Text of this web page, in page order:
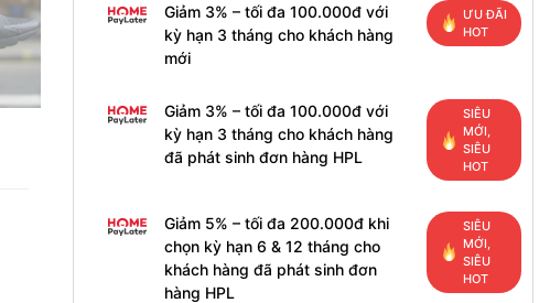
Giảm 3% – tối đa 100.000đ với
kỳ hạn 3 tháng cho khách hàng
mới
ƯU ĐÃI
HOT
Giảm 3% – tối đa 100.000đ với
kỳ hạn 3 tháng cho khách hàng
đã phát sinh đơn hàng HPL
SIÊU
MỚI,
SIÊU
HOT
Giảm 5% – tối đa 200.000đ khi
chọn kỳ hạn 6 & 12 tháng cho
khách hàng đã phát sinh đơn
hàng HPL
SIÊU
MỚI,
SIÊU
HOT